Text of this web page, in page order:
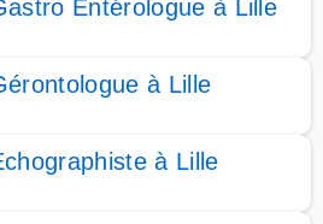
Entérologue à Lille
à Lille
à Lille